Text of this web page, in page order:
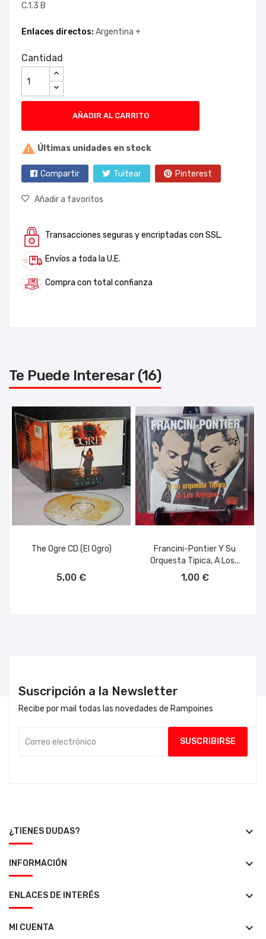
C.1.3 B
Enlaces directos: Argentina +
Cantidad
AÑADIR AL CARRITO
 Últimas unidades en stock
Compartir Tuitear Pinterest
Añadir a favoritos
Transacciones seguras y encriptadas con SSL.
Envíos a toda la U.E.
Compra con total confianza
Te Puede Interesar (16)
The Ogre CD (el Ogro)
5,00 €
Francini-Pontier Y Su
Orquesta Tipica, A Los...
1,00 €
Suscripción a la Newsletter
Recibe por mail todas las novedades de Rampoines
¿TIENES DUDAS? keyboard_arrow_down
INFORMACIÓN keyboard_arrow_down
ENLACES DE INTERÉS keyboard_arrow_down
MI CUENTA keyboard_arrow_down